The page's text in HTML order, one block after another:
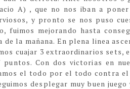
A) , que no nos iban a
y pronto se nos puso
fuimos mejorando hasta
la mañana. En plena linea
cuajar 3 extraordinarios sets,
Con dos victorias en
el todo por el todo contra el
desplegar muy buen